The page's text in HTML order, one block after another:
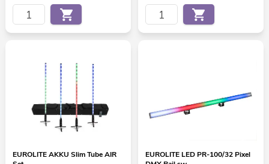
EUROLITE AKKU Slim Tube AIR
EUROLITE LED PR-100/32 Pixel